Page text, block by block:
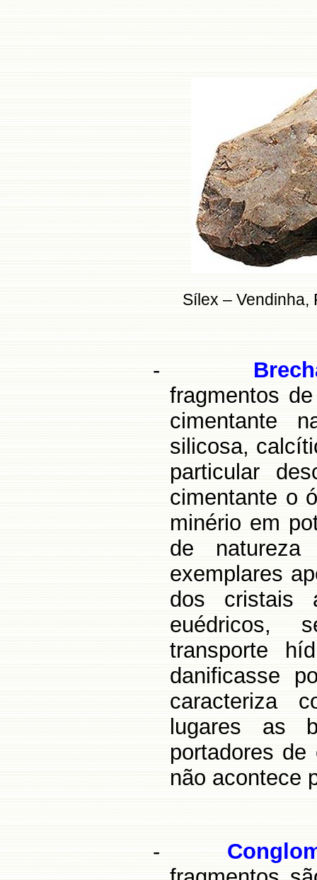
Sílex – Vendinha,
-
fragmentos
cimentante
silicosa,
particular
cimentante o
minério em
de
exemplares
dos cristais
euédricos,
transporte
danificasse
caracteriza
lugares as
portadores
não acontece
-